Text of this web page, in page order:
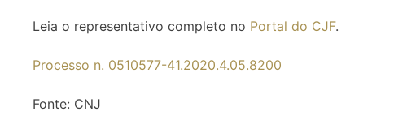
Leia o representativo completo no Portal do CJF.
Processo n. 0510577-41.2020.4.05.8200
Fonte: CNJ